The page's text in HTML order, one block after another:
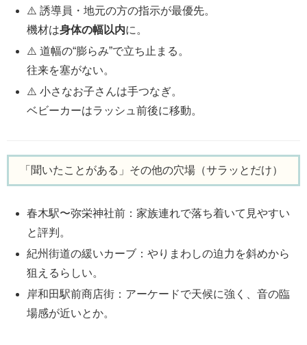
⚠️ 誘導員・地元の方の指示が最優先。
機材は身体の幅以内に。
⚠️ 道幅の“膨らみ”で立ち止まる。
往来を塞がない。
⚠️ 小さなお子さんは手つなぎ。
ベビーカーはラッシュ前後に移動。
「聞いたことがある」その他の穴場（サラッとだけ）
春木駅〜弥栄神社前：家族連れで落ち着いて見やすい
と評判。
紀州街道の緩いカーブ：やりまわしの迫力を斜めから
狙えるらしい。
岸和田駅前商店街：アーケードで天候に強く、音の臨
場感が近いとか。